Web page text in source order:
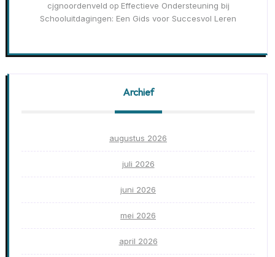
cjgnoordenveld op Effectieve Ondersteuning bij
Schooluitdagingen: Een Gids voor Succesvol Leren
Archief
augustus 2026
juli 2026
juni 2026
mei 2026
april 2026